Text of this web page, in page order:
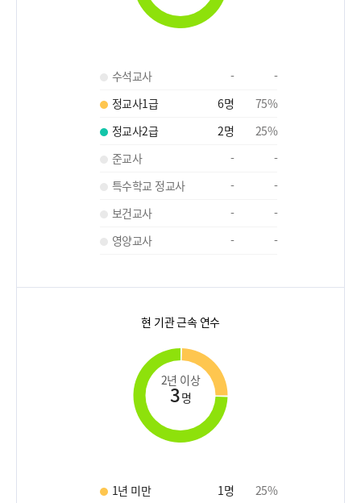
수석교사 -
-
정교사1급
6명 75%
정교사2급
2명 25%
준교사
-
-
특수학교 정교사
-
-
보건교사
-
-
영양교사
- -
현 기관 근속 연수
2년 이상
3명
1년 미만 1명 25%